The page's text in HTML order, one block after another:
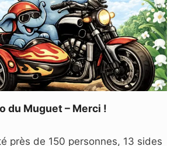
du Muguet – Merci !
près de 150 personnes, 13 sides